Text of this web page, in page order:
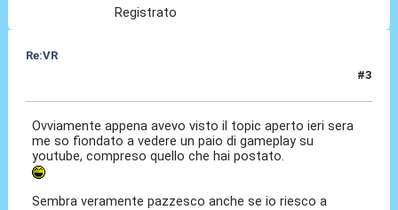
Registrato
Re:VR
#3
Ovviamente appena avevo visto il topic aperto ieri sera
me so fiondato a vedere un paio di gameplay su
youtube, compreso quello che hai postato.
Sembra veramente pazzesco anche se io riesco a